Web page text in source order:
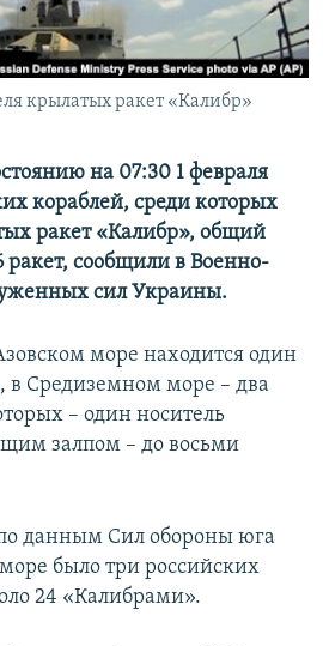
крылатых ракет «Калибр»
на 07:30 1 февраля
кораблей, среди которых
ракет «Калибр», общий
ракет, сообщили в Военно-
сил Украины.
море находится один
в Средиземном море – два
– один носитель
залпом – до восьми
данным Сил обороны юга
было три российских
24 «Калибрами».